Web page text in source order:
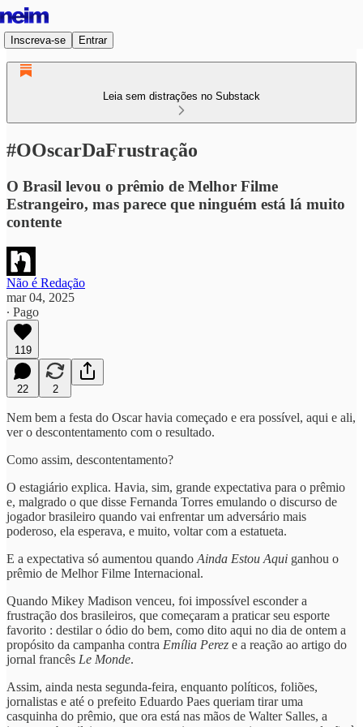
Inscreva-se Entrar
Leia sem distrações no Substack
#OOscarDaFrustração
O Brasil levou o prêmio de Melhor Filme
Estrangeiro, mas parece que ninguém está lá muito
contente
Não é Redação
mar 04, 2025
∙ Pago
119
22 2
Nem bem a festa do Oscar havia começado e era possível, aqui e ali,
ver o descontentamento com o resultado.
Como assim, descontentamento?
O estagiário explica. Havia, sim, grande expectativa para o prêmio
e, malgrado o que disse Fernanda Torres emulando o discurso de
jogador brasileiro quando vai enfrentar um adversário mais
poderoso, ela esperava, e muito, voltar com a estatueta.
E a expectativa só aumentou quando Ainda Estou Aqui ganhou o
prêmio de Melhor Filme Internacional.
Quando Mikey Madison venceu, foi impossível esconder a
frustração dos brasileiros, que começaram a praticar seu esporte
favorito : destilar o ódio do bem, como dito aqui no dia de ontem a
propósito da campanha contra Emília Perez e a reação ao artigo do
jornal francês Le Monde.
Assim, ainda nesta segunda-feira, enquanto políticos, foliões,
jornalistas e até o prefeito Eduardo Paes queriam tirar uma
casquinha do prêmio, que ora está nas mãos de Walter Salles, a